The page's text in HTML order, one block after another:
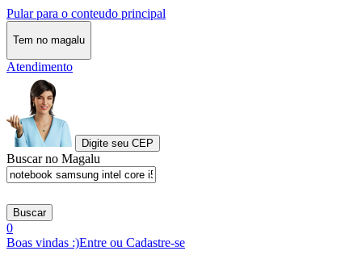
Pular para o conteudo principal
Tem no magalu
Atendimento
Digite seu CEP
Buscar no Magalu
Buscar
0
Boas vindas :)Entre ou Cadastre-se